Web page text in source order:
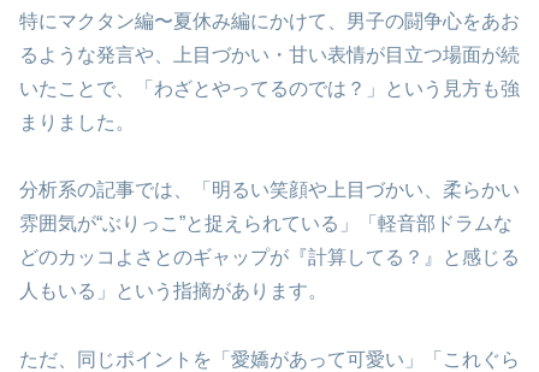
特にマクタン編〜夏休み編にかけて、男子の闘争心をあお
るような発言や、上目づかい・甘い表情が目立つ場面が続
いたことで、「わざとやってるのでは？」という見方も強
まりました。
分析系の記事では、「明るい笑顔や上目づかい、柔らかい
雰囲気が“ぶりっこ”と捉えられている」「軽音部ドラムな
どのカッコよさとのギャップが『計算してる？』と感じる
人もいる」という指摘があります。
ただ、同じポイントを「愛嬌があって可愛い」「これぐら